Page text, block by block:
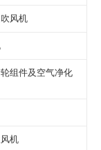
风机
组件及空气净化
机